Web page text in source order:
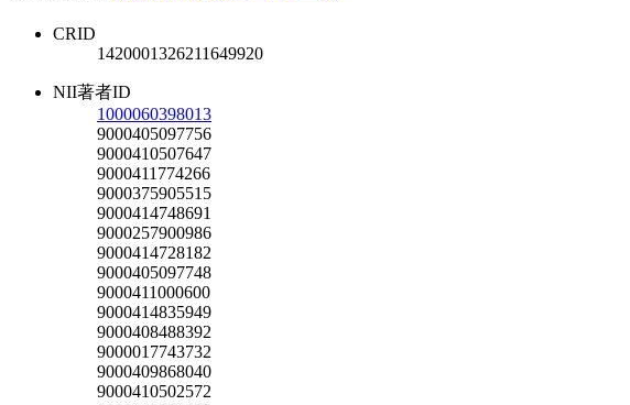
CRID
1420001326211649920
NII著者ID
1000060398013
9000405097756
9000410507647
9000411774266
9000375905515
9000414748691
9000257900986
9000414728182
9000405097748
9000411000600
9000414835949
9000408488392
9000017743732
9000409868040
9000410502572